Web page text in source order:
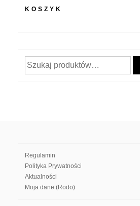
KOSZYK
Szukaj:
Regulamin
Polityka Prywatności
Aktualności
Moja dane (Rodo)